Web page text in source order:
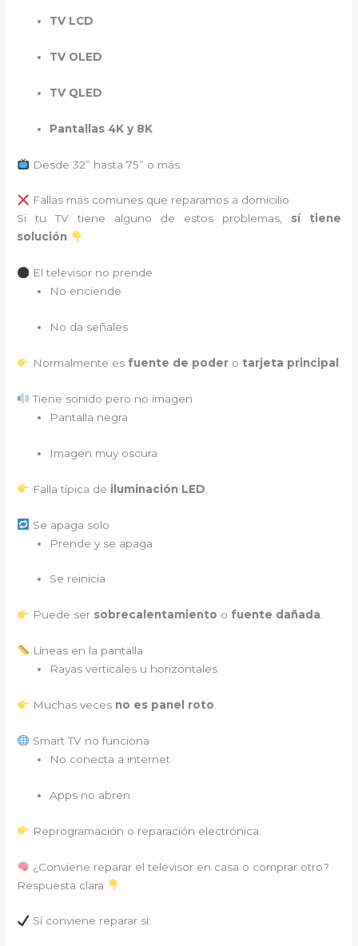
TV LCD
TV OLED
TV QLED
Pantallas 4K y 8K
Desde 32” hasta 75” o más.
Fallas más comunes que reparamos a domicilio
Si tu TV tiene alguno de estos problemas, sí tiene
solución
El televisor no prende
No enciende
No da señales
Normalmente es fuente de podero tarjeta principal
Tiene sonido pero no imagen
Pantalla negra
Imagen muy oscura
Falla típica de iluminación LED
Se apaga solo
Prende y se apaga
Se reinicia
Puede ser sobrecalentamiento o fuente dañada.
Líneas en la pantalla
Rayas verticales u horizontales
Muchas veces no es panel roto
Smart TV no funciona
No conecta a internet
Apps no abren
Reprogramación o reparación electrónica.
¿Conviene reparar el televisor en casa o comprar otro?
Respuesta clara
Sí conviene reparar si: